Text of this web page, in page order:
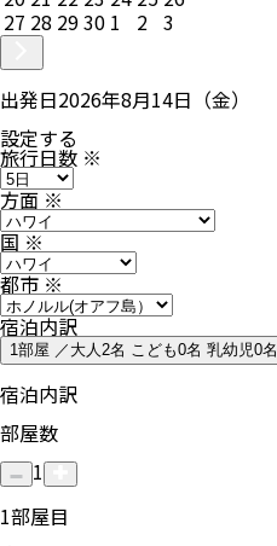
27 28 2930 1 2 3
出発日2026年8月14日（金）
設定する
旅行日数 ※
方面※
国※
都市※
宿泊内訳
1部屋 ／大人2名 こども0名 乳幼児0名
宿泊内訳
部屋数
1
1部屋目